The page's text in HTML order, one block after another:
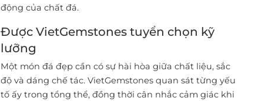
động của chất đá.
Được VietGemstones tuyển chọn kỹ
lưỡng
Một món đá đẹp cần có sự hài hòa giữa chất liệu, sắc
độ và dáng chế tác. VietGemstones quan sát từng yếu
tố ấy trong tổng thể, đồng thời cân nhắc cảm giác khi